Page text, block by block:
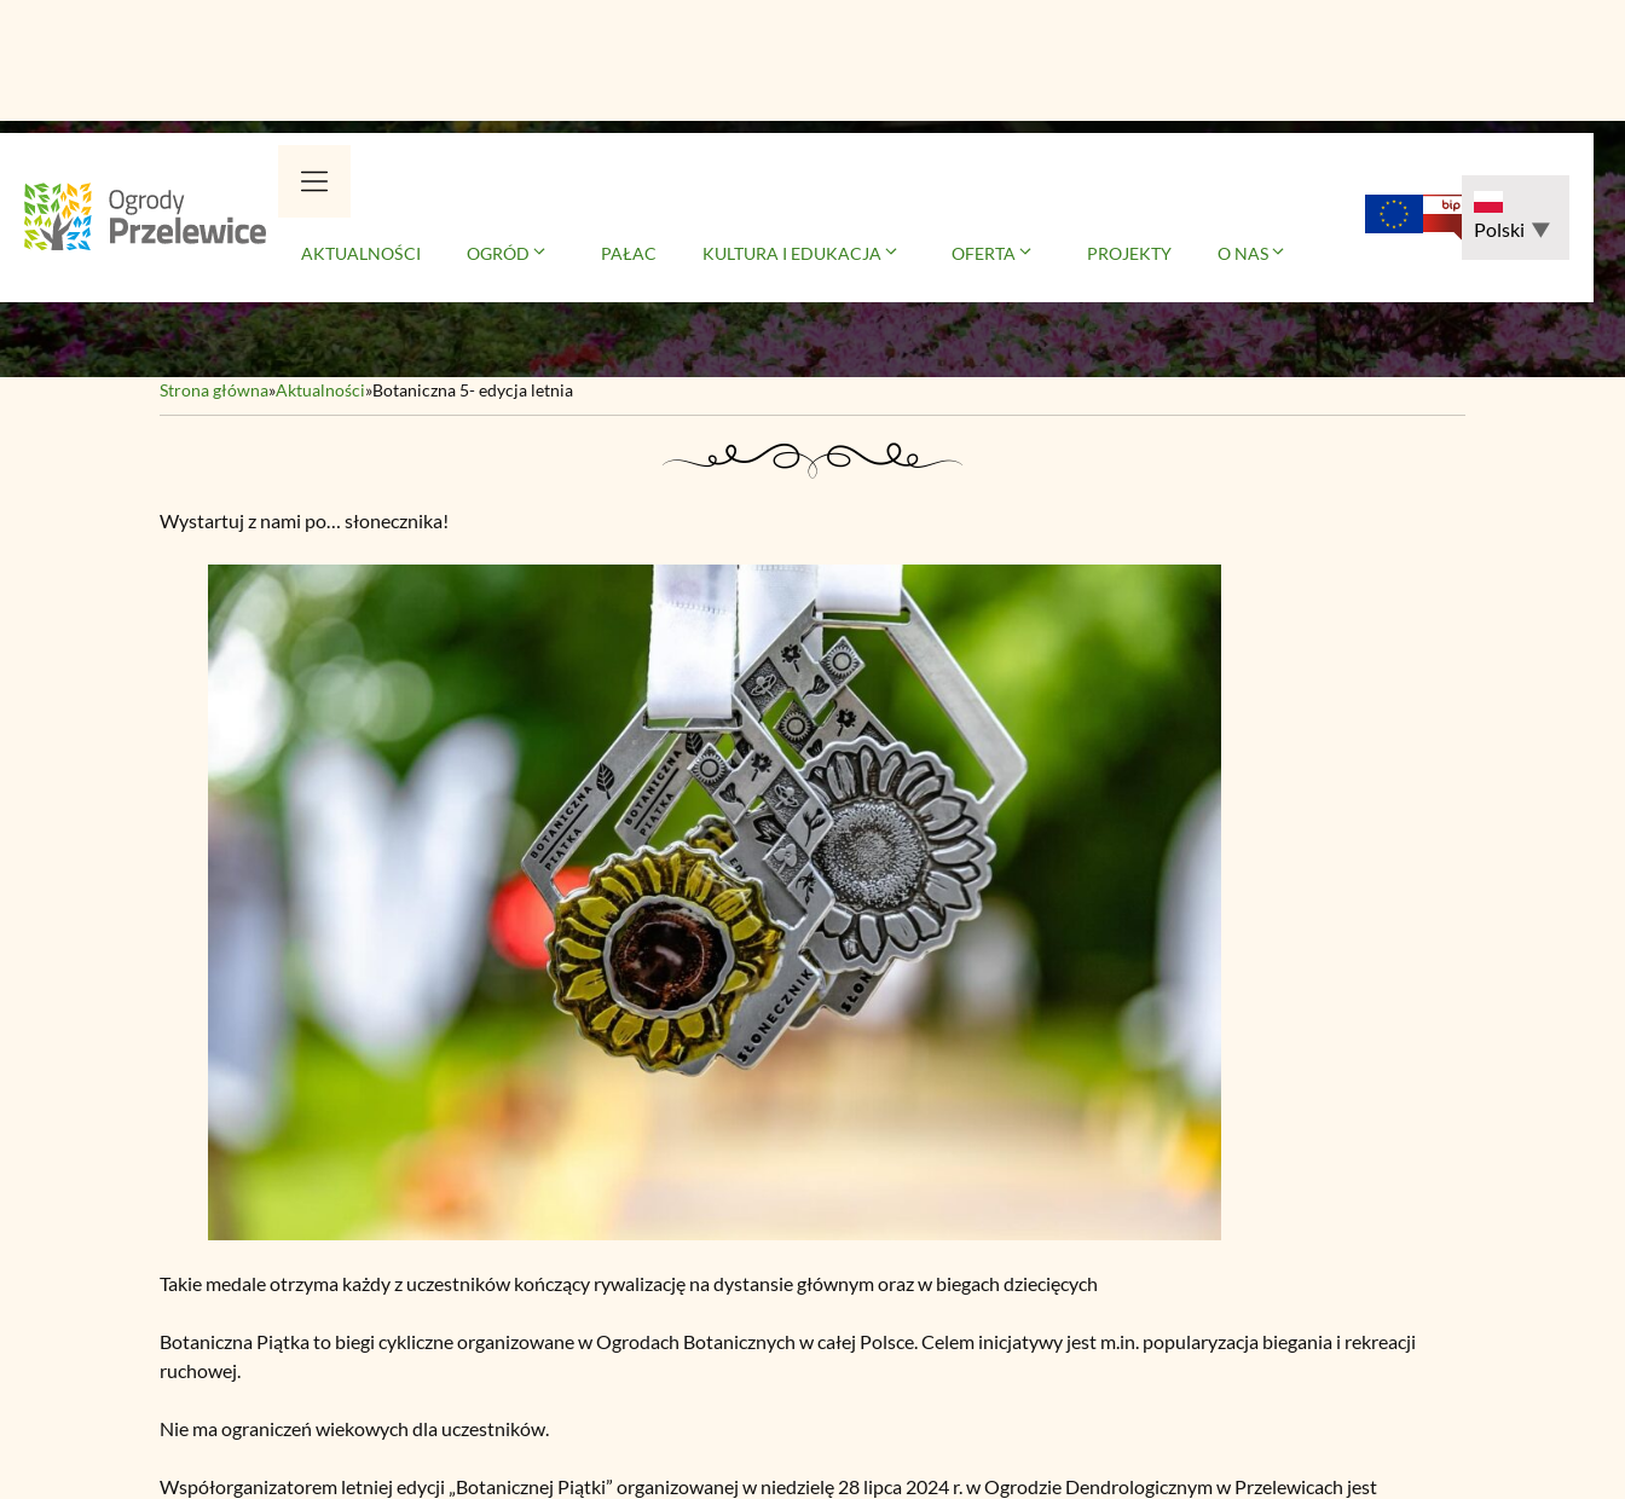
Przejdź
treści
AKTUALNOŚCI OGRÓD PAŁAC KULTURA I EDUKACJA OFERTA PROJEKTY O NAS
Polski ▼
Botaniczna 5- edycja letnia
Strona główna»Aktualności»Botaniczna 5- edycja letnia
Wystartuj z nami po… słonecznika!
Takie medale otrzyma każdy z uczestników kończący rywalizację na dystansie głównym oraz w biegach dziecięcych
Botaniczna Piątka to biegi cykliczne organizowane w Ogrodach Botanicznych w całej Polsce. Celem inicjatywy jest m.in. popularyzacja biegania i rekreacji
ruchowej.
Nie ma ograniczeń wiekowych dla uczestników.
Współorganizatorem letniej edycji „Botanicznej Piątki” organizowanej w niedzielę 28 lipca 2024 r. w Ogrodzie Dendrologicznym w Przelewicach jest